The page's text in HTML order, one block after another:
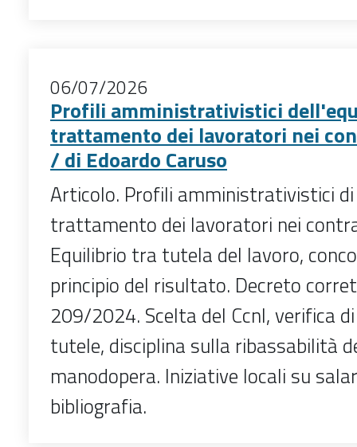
06/07/2026
Profili amministrativistici
trattamento dei lavoratori nei
/ di Edoardo Caruso
Articolo. Profili amministrativistici
trattamento dei lavoratori nei
Equilibrio tra tutela del lavoro,
principio del risultato. Decreto
209/2024. Scelta del Ccnl, verifica
tutele, disciplina sulla ribassabilità
manodopera. Iniziative locali su
bibliografia.